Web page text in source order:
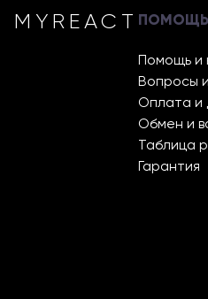
MYREACT ПОМОЩЬ
Помощь и
Вопросы
Оплата и
Обмен и
Таблица
Гарантия